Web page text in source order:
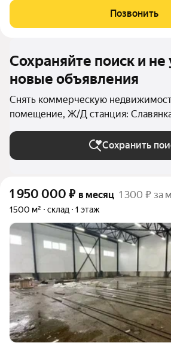
под склад-производство, общей
Рядом будут располагаться 3
Позвонить
Сохраняйте поиск и не
новые объявления
Снять коммерческую
помещение, Ж/Д станция:
Петербурге и ЛО
Сохранить
1 950 000 ₽ в месяц 1 300 ₽ за
1500 м² склад 1 этаж